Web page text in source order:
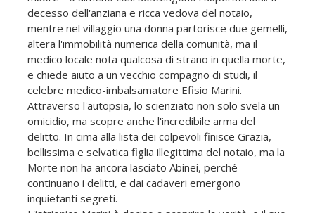
decesso dell'anziana e ricca vedova del notaio,
mentre nel villaggio una donna partorisce due gemelli,
altera l'immobilità numerica della comunità, ma il
medico locale nota qualcosa di strano in quella morte,
e chiede aiuto a un vecchio compagno di studi, il
celebre medico-imbalsamatore Efisio Marini.
Attraverso l'autopsia, lo scienziato non solo svela un
omicidio, ma scopre anche l'incredibile arma del
delitto. In cima alla lista dei colpevoli finisce Grazia,
bellissima e selvatica figlia illegittima del notaio, ma la
Morte non ha ancora lasciato Abinei, perché
continuano i delitti, e dai cadaveri emergono
inquietanti segreti.